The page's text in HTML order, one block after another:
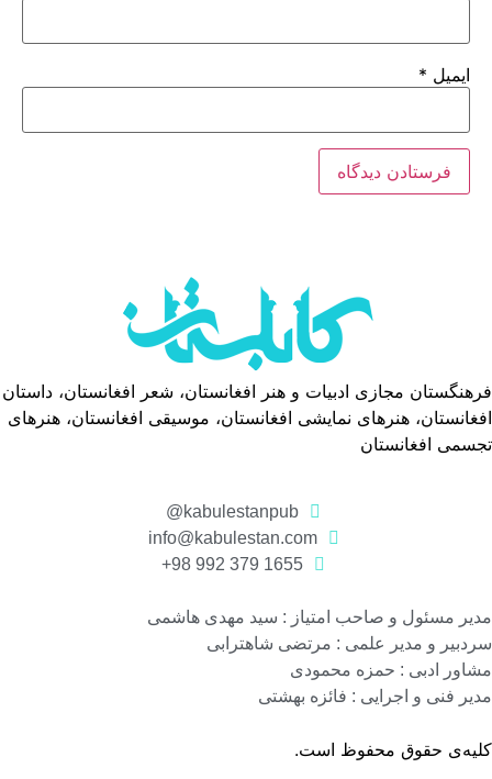
ایمیل *
فرهنگستان مجازی ادبیات و هنر افغانستان، شعر افغانستان، داستان
افغانستان، هنرهای نمایشی افغانستان، موسیقی افغانستان، هنرهای
تجسمی افغانستان
kabulestanpub@
info@kabulestan.com
1655 379 992 98+
مدیر مسئول و صاحب امتیاز : سید مهدی هاشمی
سردبیر و مدیر علمی : مرتضی شاهترابی
مشاور ادبی : حمزه محمودی
مدیر فنی و اجرایی : فائزه بهشتی
کلیه‌ی حقوق محفوظ است.